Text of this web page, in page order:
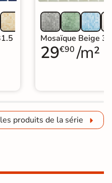
Mosaïque Beige
29€90 /m²
produits de la série